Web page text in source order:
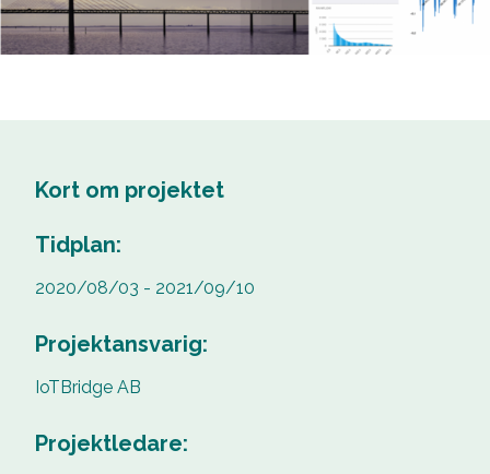
Kort om projektet
Tidplan:
2020/08/03 - 2021/09/10
Projektansvarig:
IoTBridge AB
Projektledare: